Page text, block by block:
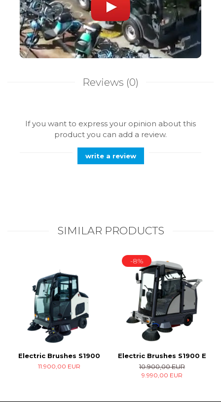
Reviews (0)
If you want to express your opinion about this
product you can add a review.
write a review
SIMILAR PRODUCTS
Electric Brushes S1900
11.900,00 EUR
-8%
Electric Brushes S1900 E
10.900,00 EUR
9.990,00 EUR